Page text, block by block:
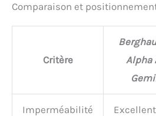
Comparaison et
Critère
Alpha
Imperméabilité